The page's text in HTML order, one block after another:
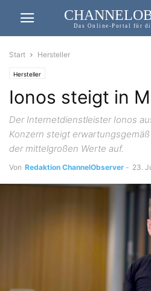
Das Online-Portal für
Start Hersteller
Hersteller
Ionos steigt in
Der Internetdienstleister Ionos
Konzern steigt
der mittelgroßen Werte auf.
Von Redaktion ChannelObserver - 23.